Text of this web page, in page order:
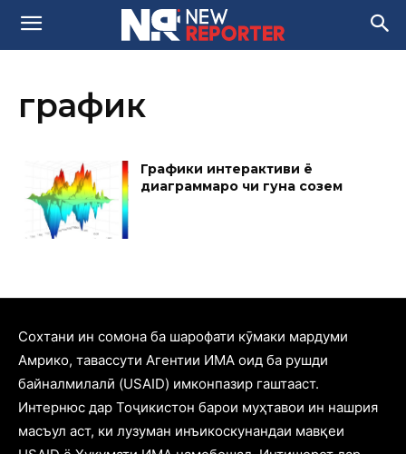
график
Графики интерактиви ё
диаграммаро чи гуна созем
Cохтани ин сомона ба шарофати кӯмаки мардуми
Амрико, тавассути Агентии ИМА оид ба рушди
байналмилалӣ (USAID) имконпазир гаштааст.
Интернюс дар Тоҷикистон барои муҳтавои ин нашрия
масъул аст, ки лузуман инъикоскунандаи мавқеи